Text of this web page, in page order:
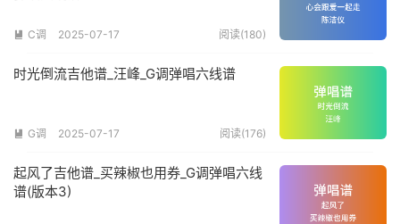
 C调 2025-07-17 阅读(180)
时光倒流吉他谱_汪峰_G调弹唱六线谱
 G调 2025-07-17 阅读(176)
起风了吉他谱_买辣椒也用券_G调弹唱六线
谱(版本3)